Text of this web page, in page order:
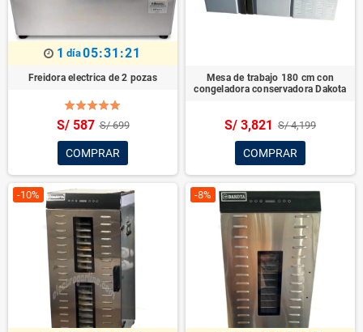
1 día05:31:20
Freidora electrica de 2 pozas
S/ 587 S/ 699
COMPRAR
Mesa de trabajo 180 cm con
congeladora conservadora Dakota
S/ 3,821 S/ 4,199
COMPRAR
-10% -8%